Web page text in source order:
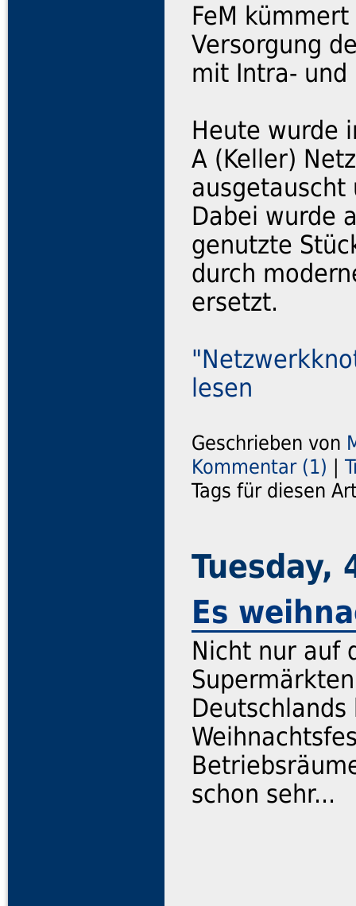
FeM
Versorgung
mit Intra- und
Heute wurde
A (Keller)
Dabei wurde
genutzte
durch
ersetzt.
lesen
Geschrieben von
Kommentar (1) |
Tags für diesen
Tuesday,
Es
Nicht nur auf
schon sehr...